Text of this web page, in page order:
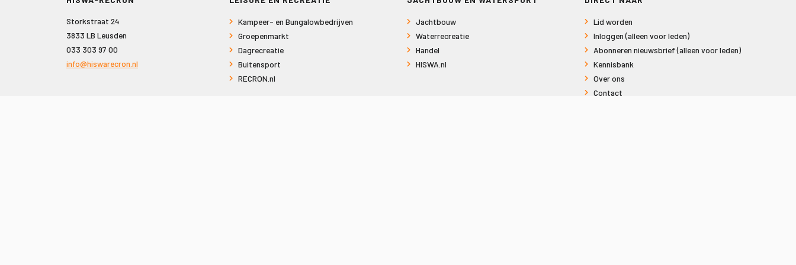
Storkstraat 24
3833 LB Leusden
033 303 97 00
info@hiswarecron.nl
Kampeer- en Bungalowbedrijven
Groepenmarkt
Dagrecreatie
Buitensport
RECRON.nl
Jachtbouw
Waterrecreatie
Handel
HISWA.nl
Lid worden
Inloggen (alleen voor leden)
Abonneren nieuwsbrief (alleen voor leden)
Kennisbank
Over ons
Contact